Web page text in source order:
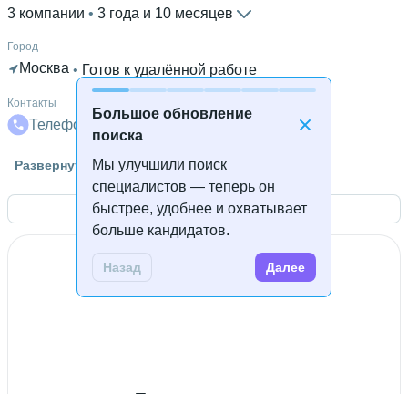
Большое обновление
поиска
Мы улучшили поиск
специалистов — теперь он
быстрее, удобнее и охватывает
больше кандидатов.
Назад Далее
3 компании 3 года и 10 месяцев
Город
Москва • Готов к удалённой работе
Контакты
Телефон
Русский родной язык • Английский В1
Дополнительное образование
Информатика и вычислительная техника
Информатика
Развернуть
Открыть контакты